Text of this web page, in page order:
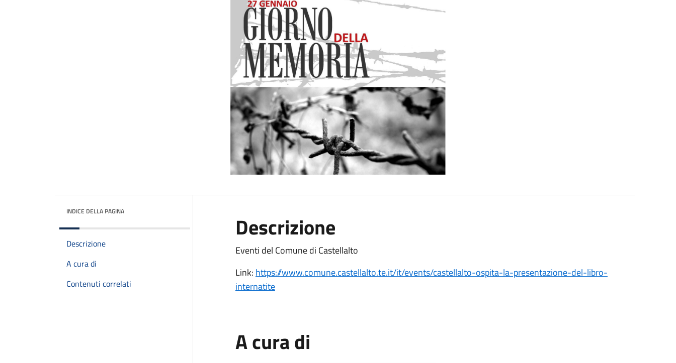
INDICE DELLA PAGINA
Descrizione
A cura di
Contenuti correlati
Descrizione
Eventi del Comune di Castellalto
Link: https://www.comune.castellalto.te.it/it/events/castellalto-ospita-la-presentazione-del-libro-
internatite
A cura di